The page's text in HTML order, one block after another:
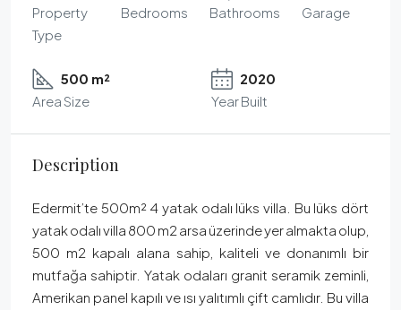
Property
Type
Bedrooms
Bathrooms
Garage
500 m²
Area Size
2020
Year Built
Description
Edermit’te 500m² 4 yatak odalı lüks villa. Bu lüks dört
yatak odalı villa 800 m2 arsa üzerinde yer almakta olup,
500 m2 kapalı alana sahip, kaliteli ve donanımlı bir
mutfağa sahiptir. Yatak odaları granit seramik zeminli,
Amerikan panel kapılı ve ısı yalıtımlı çift camlıdır. Bu villa